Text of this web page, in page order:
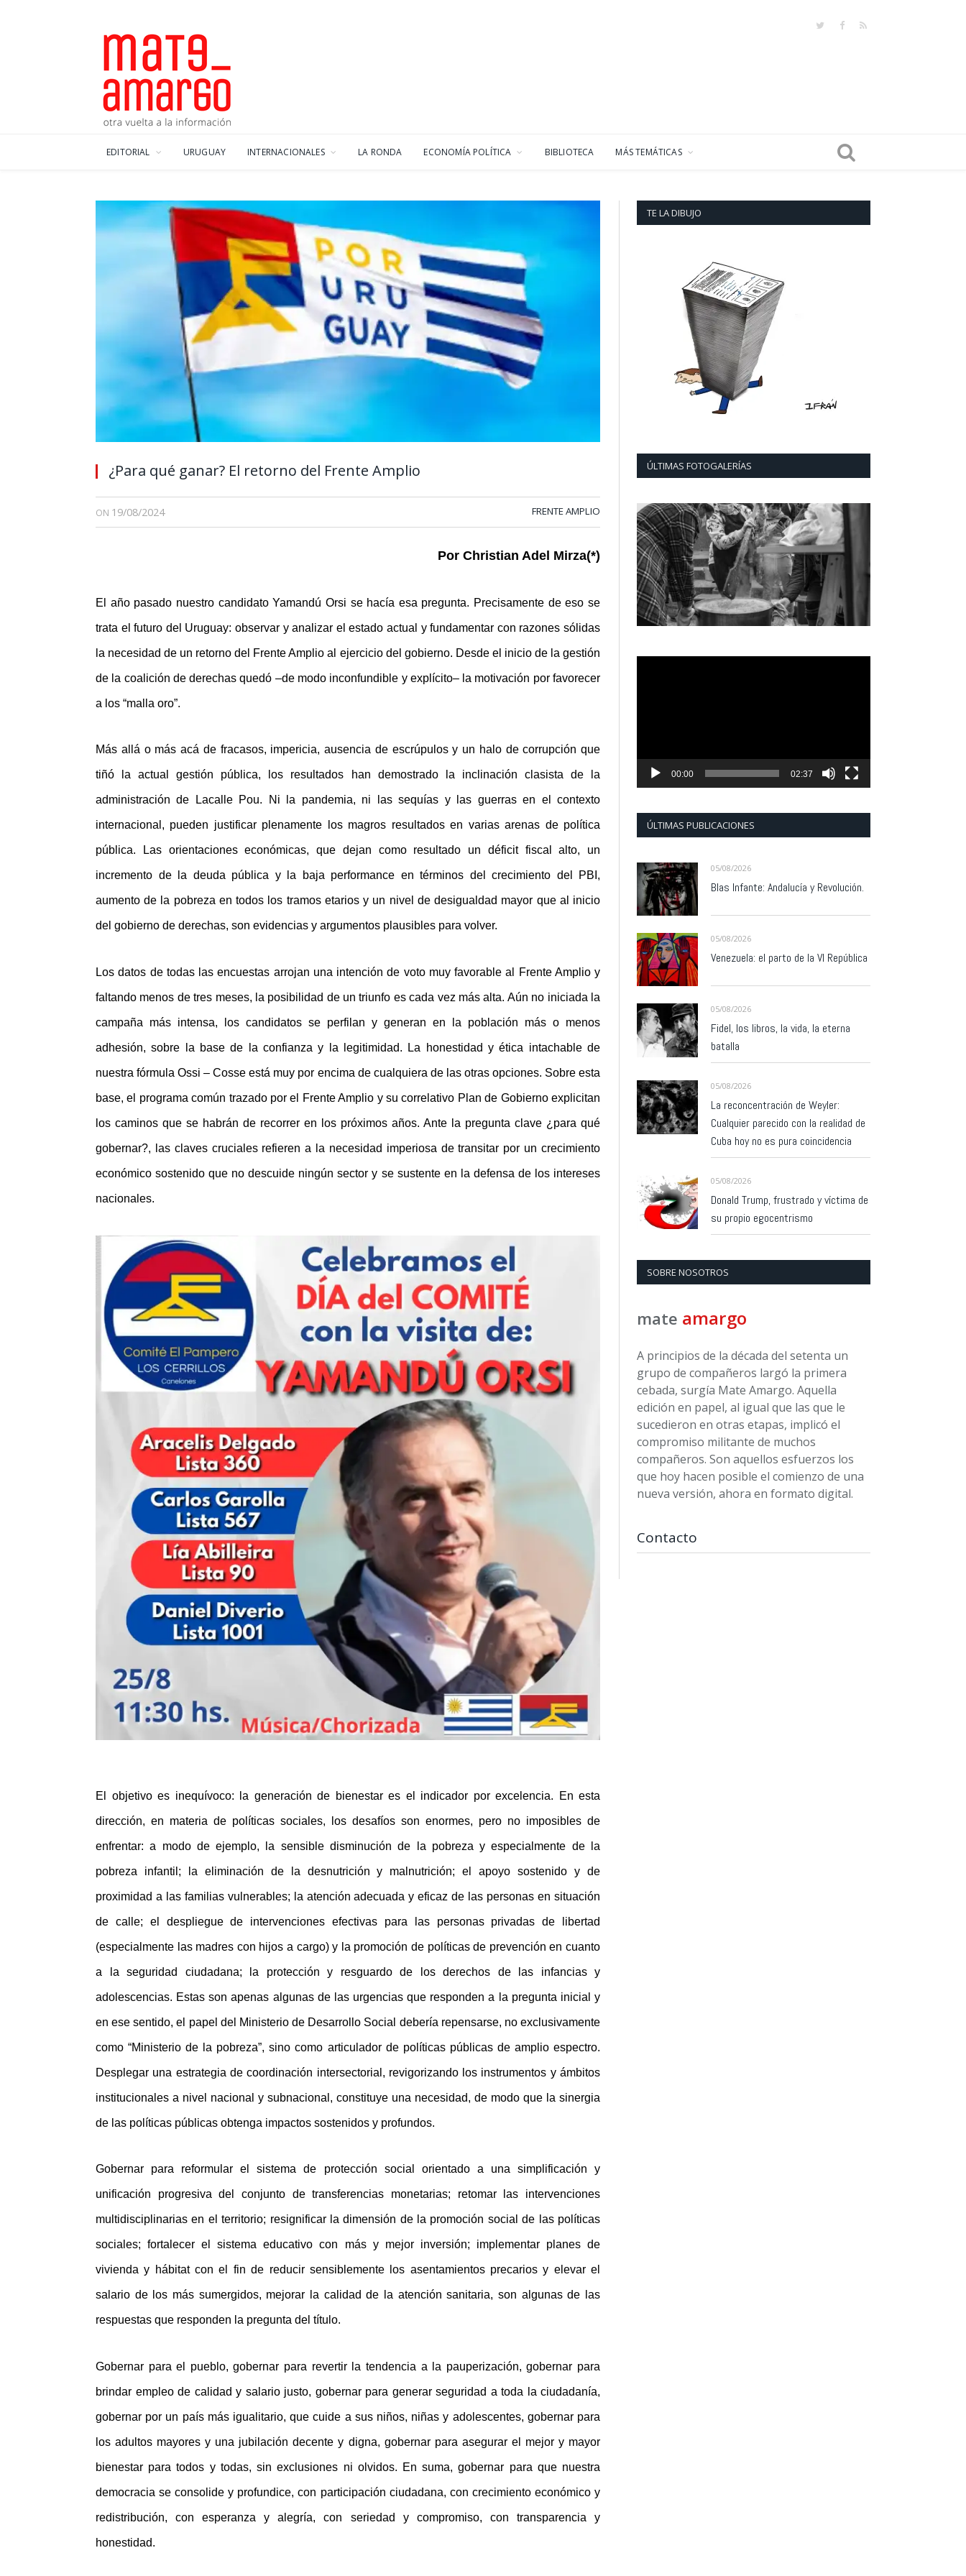
TwitterFacebook
RSS
EDITORIAL URUGUAY INTERNACIONALES LA RONDA ECONOMÍA POLÍTICA BIBLIOTECA MÁS TEMÁTICAS
¿Para qué ganar? El retorno del Frente Amplio
ON 19/08/2024 FRENTE AMPLIO
Por Christian Adel Mirza(*)
El año pasado nuestro candidato Yamandú Orsi se hacía esa pregunta. Precisamente de eso se
trata el futuro del Uruguay: observar y analizar el estado actual y fundamentar con razones sólidas
la necesidad de un retorno del Frente Amplio al ejercicio del gobierno. Desde el inicio de la gestión
de la coalición de derechas quedó –de modo inconfundible y explícito– la motivación por favorecer
a los “malla oro”.
Más allá o más acá de fracasos, impericia, ausencia de escrúpulos y un halo de corrupción que
tiñó la actual gestión pública, los resultados han demostrado la inclinación clasista de la
administración de Lacalle Pou. Ni la pandemia, ni las sequías y las guerras en el contexto
internacional, pueden justificar plenamente los magros resultados en varias arenas de política
pública. Las orientaciones económicas, que dejan como resultado un déficit fiscal alto, un
incremento de la deuda pública y la baja performance en términos del crecimiento del PBI,
aumento de la pobreza en todos los tramos etarios y un nivel de desigualdad mayor que al inicio
del gobierno de derechas, son evidencias y argumentos plausibles para volver.
Los datos de todas las encuestas arrojan una intención de voto muy favorable al Frente Amplio y
faltando menos de tres meses, la posibilidad de un triunfo es cada vez más alta. Aún no iniciada la
campaña más intensa, los candidatos se perfilan y generan en la población más o menos
adhesión, sobre la base de la confianza y la legitimidad. La honestidad y ética intachable de
nuestra fórmula Ossi – Cosse está muy por encima de cualquiera de las otras opciones. Sobre esta
base, el programa común trazado por el Frente Amplio y su correlativo Plan de Gobierno explicitan
los caminos que se habrán de recorrer en los próximos años. Ante la pregunta clave ¿para qué
gobernar?, las claves cruciales refieren a la necesidad imperiosa de transitar por un crecimiento
económico sostenido que no descuide ningún sector y se sustente en la defensa de los intereses
nacionales.
El objetivo es inequívoco: la generación de bienestar es el indicador por excelencia. En esta
dirección, en materia de políticas sociales, los desafíos son enormes, pero no imposibles de
enfrentar: a modo de ejemplo, la sensible disminución de la pobreza y especialmente de la
pobreza infantil; la eliminación de la desnutrición y malnutrición; el apoyo sostenido y de
proximidad a las familias vulnerables; la atención adecuada y eficaz de las personas en situación
de calle; el despliegue de intervenciones efectivas para las personas privadas de libertad
(especialmente las madres con hijos a cargo) y la promoción de políticas de prevención en cuanto
a la seguridad ciudadana; la protección y resguardo de los derechos de las infancias y
adolescencias. Estas son apenas algunas de las urgencias que responden a la pregunta inicial y
en ese sentido, el papel del Ministerio de Desarrollo Social debería repensarse, no exclusivamente
como “Ministerio de la pobreza”, sino como articulador de políticas públicas de amplio espectro.
Desplegar una estrategia de coordinación intersectorial, revigorizando los instrumentos y ámbitos
institucionales a nivel nacional y subnacional, constituye una necesidad, de modo que la sinergia
de las políticas públicas obtenga impactos sostenidos y profundos.
Gobernar para reformular el sistema de protección social orientado a una simplificación y
unificación progresiva del conjunto de transferencias monetarias; retomar las intervenciones
multidisciplinarias en el territorio; resignificar la dimensión de la promoción social de las políticas
sociales; fortalecer el sistema educativo con más y mejor inversión; implementar planes de
vivienda y hábitat con el fin de reducir sensiblemente los asentamientos precarios y elevar el
salario de los más sumergidos, mejorar la calidad de la atención sanitaria, son algunas de las
respuestas que responden la pregunta del título.
Gobernar para el pueblo, gobernar para revertir la tendencia a la pauperización, gobernar para
brindar empleo de calidad y salario justo, gobernar para generar seguridad a toda la ciudadanía,
gobernar por un país más igualitario, que cuide a sus niños, niñas y adolescentes, gobernar para
los adultos mayores y una jubilación decente y digna, gobernar para asegurar el mejor y mayor
bienestar para todos y todas, sin exclusiones ni olvidos. En suma, gobernar para que nuestra
democracia se consolide y profundice, con participación ciudadana, con crecimiento económico y
redistribución, con esperanza y alegría, con seriedad y compromiso, con transparencia y
honestidad.
TE LA DIBUJO
ÚLTIMAS FOTOGALERÍAS
00:00 02:37
ÚLTIMAS PUBLICACIONES
05/08/2026
Blas Infante: Andalucía y Revolución.
05/08/2026
Venezuela: el parto de la VI República
05/08/2026
Fidel, los libros, la vida, la eterna
batalla
05/08/2026
La reconcentración de Weyler:
Cualquier parecido con la realidad de
Cuba hoy no es pura coincidencia
05/08/2026
Donald Trump, frustrado y víctima de
su propio egocentrismo
SOBRE NOSOTROS
mate amargo
A principios de la década del setenta un
grupo de compañeros largó la primera
cebada, surgía Mate Amargo. Aquella
edición en papel, al igual que las que le
sucedieron en otras etapas, implicó el
compromiso militante de muchos
compañeros. Son aquellos esfuerzos los
que hoy hacen posible el comienzo de una
nueva versión, ahora en formato digital.
Contacto